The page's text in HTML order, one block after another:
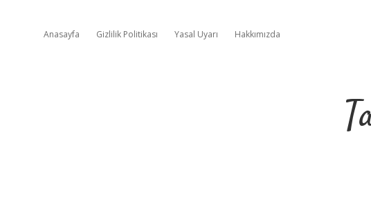
Anasayfa Gizlilik Politikası Yasal Uyarı Hakkımızda